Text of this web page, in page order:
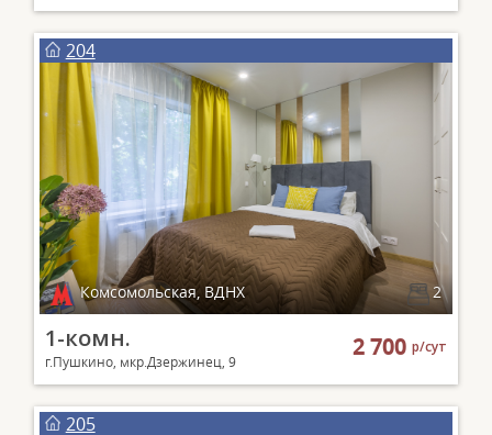
204
Комсомольская, ВДНХ 2
1-комн.
г.Пушкино, мкр.Дзержинец, 9
2 700р/сут
205